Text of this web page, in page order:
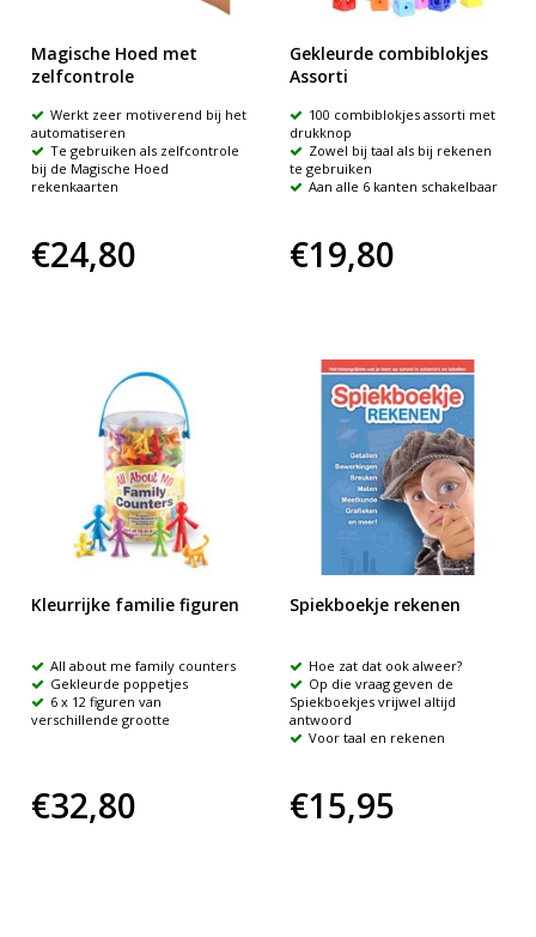
Magische Hoed met
zelfcontrole
Werkt zeer motiverend bij het
automatiseren
Te gebruiken als zelfcontrole
bij de Magische Hoed
rekenkaarten
€24,80
Gekleurde combiblokjes
Assorti
100 combiblokjes assorti met
drukknop
Zowel bij taal als bij rekenen
te gebruiken
Aan alle 6 kanten schakelbaar
€19,80
Kleurrijke familie figuren
All about me family counters
Gekleurde poppetjes
6 x 12 figuren van
verschillende grootte
€32,80
Spiekboekje rekenen
Hoe zat dat ook alweer?
Op die vraag geven de
Spiekboekjes vrijwel altijd
antwoord
Voor taal en rekenen
€15,95